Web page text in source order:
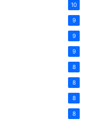
10
9
9
9
8
8
8
8